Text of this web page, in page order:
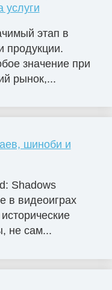
услуги
этап в
продукции.
значение при
рынок,...
шиноби и
Shadows
в видеоиграх
не сам...